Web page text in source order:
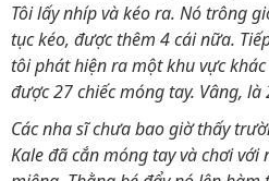
Tôi lấy nhíp và kéo ra. Nó trông
tục kéo, được thêm 4 cái nữa.
tôi phát hiện ra một khu vực
được 27 chiếc móng tay. Vâng, là
Các nha sĩ chưa bao giờ thấy
Kale đã cắn móng tay và chơi